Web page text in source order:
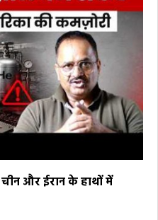
और ईरान के हाथों में